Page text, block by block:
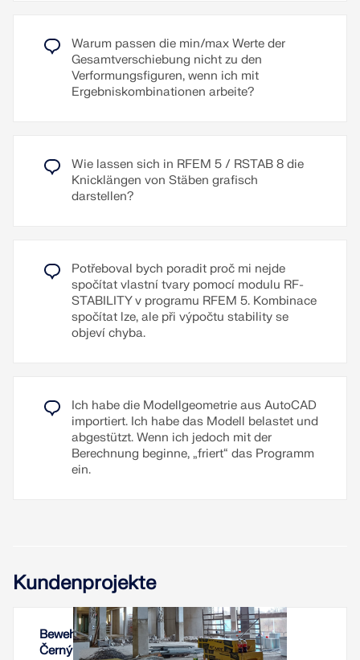
Weitere Sprachen können selbst angelegt werden.
Zusatztexte lassen sich als RTF-Dateien
importieren. Die Seitennummerierung ist ebenfalls
exportieren.
Weiterlesen
Warum passen die min/max Werte der
Gesamtverschiebung nicht zu den
Verformungsfiguren, wenn ich mit
Ergebniskombinationen arbeite?
Wie lassen sich in RFEM 5 / RSTAB 8 die
Knicklängen von Stäben grafisch
darstellen?
Potřeboval bych poradit proč mi nejde
spočítat vlastní tvary pomocí modulu RF-
STABILITY v programu RFEM 5. Kombinace
spočítat lze, ale při výpočtu stability se
objeví chyba.
Ich habe die Modellgeometrie aus AutoCAD
importiert. Ich habe das Modell belastet und
abgestützt. Wenn ich jedoch mit der
Berechnung beginne, „friert“ das Programm
ein.
Kundenprojekte
Bewehrung der Parkhausdecke im Westfield
Černý Most in Prag, Tschechische Republik